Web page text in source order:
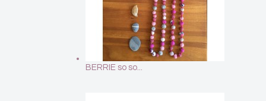
BERRIE so so...